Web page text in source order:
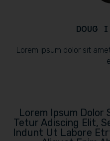
DOUG
Lorem ipsum dolor sit
Lorem Ipsum Dolor
Tetur Adiscing Elit,
Indunt Ut Labore